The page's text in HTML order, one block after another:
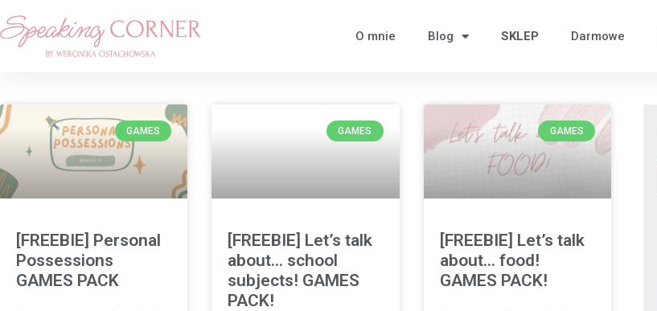
O mnie Blog SKLEP Darmowe
GAMES
[FREEBIE] Personal
Possessions
GAMES PACK
GAMES
[FREEBIE] Let’s talk
about… school
subjects! GAMES
PACK!
GAMES
[FREEBIE] Let’s talk
about… food!
GAMES PACK!